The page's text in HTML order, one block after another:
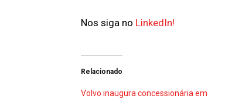
Nos siga no LinkedIn!
Relacionado
Volvo inaugura concessionária em